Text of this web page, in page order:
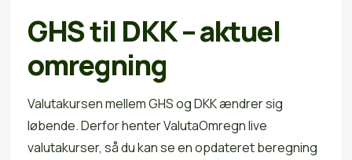
GHS til DKK – aktuel
omregning
Valutakursen mellem GHS og DKK ændrer sig
løbende. Derfor henter ValutaOmregn live
valutakurser, så du kan se en opdateret beregning